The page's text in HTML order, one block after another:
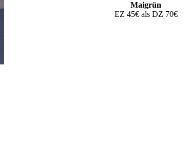
Maigrün
EZ 45€ als DZ 70€